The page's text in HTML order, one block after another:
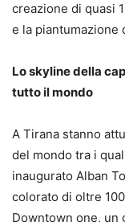
creazione di quasi
e la piantumazione
Lo skyline della
tutto il mondo
A Tirana stanno
del mondo tra i
inaugurato Alban
colorato di oltre
Downtown one, un